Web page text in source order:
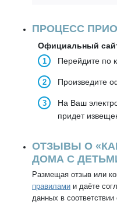
ПРОЦЕСС
Официальный
Перейдите по
Произведите
На Ваш
придет
ОТЗЫВЫ О
ДОМА С
Размещая отзыв или
правилами и даёте
данных в соответствии